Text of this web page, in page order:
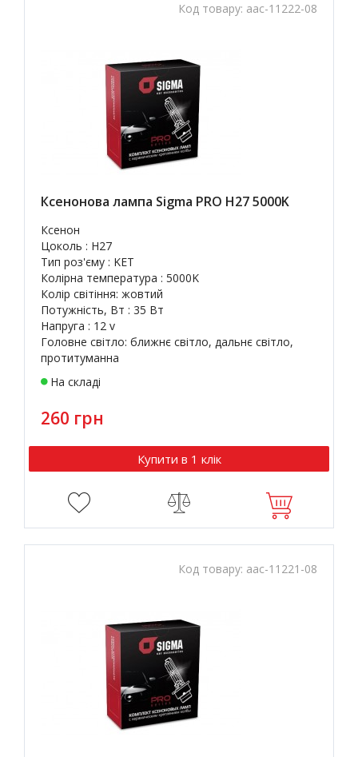
Код товару: aac-11222-08
Ксенонова лампа Sigma PRO H27 5000K
Ксенон
Цоколь : H27
Тип роз'єму : KET
Колірна температура : 5000K
Колір світіння: жовтий
Потужність, Вт : 35 Вт
Напруга : 12 v
Головне світло: ближнє світло, дальнє світло,
протитуманна
На складі
260 грн
Купити в 1 клік
Код товару: aac-11221-08